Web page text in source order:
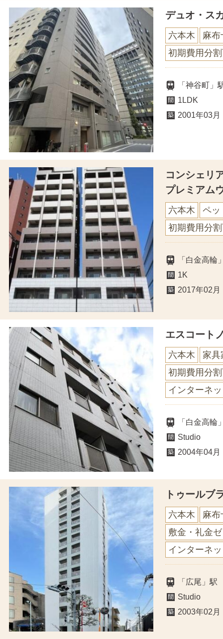
デュオ・ス
六本木
麻布
初期費用分
「神谷町
1LDK
2001年03月
コンシェリ
プレミアム
六本木
ペッ
初期費用分
「白金高
1K
2017年02月
エスコート
六本木
家具
初期費用分
インターネ
「白金高
Studio
2004年04月
トゥールブ
六本木
麻布
敷金・礼金
インターネ
「広尾」
Studio
2003年02月